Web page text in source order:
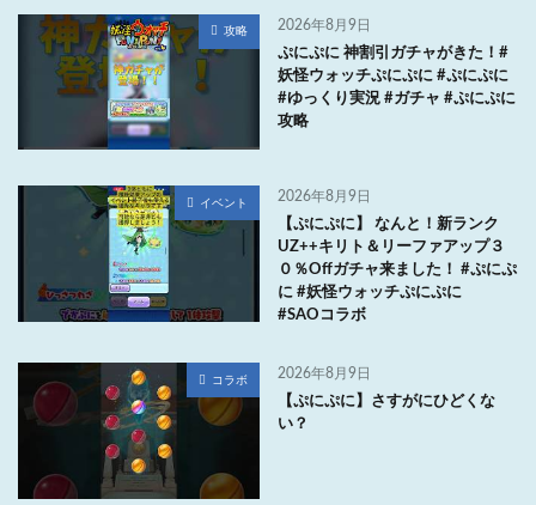
攻略 2026年8月9日
ぷにぷに 神割引ガチャがきた！#
妖怪ウォッチぷにぷに #ぷにぷに
#ゆっくり実況 #ガチャ #ぷにぷに
攻略
イベント 2026年8月9日
【ぷにぷに】 なんと！新ランク
UZ++キリト＆リーファアップ３
０％Offガチャ来ました！ #ぷにぷ
に #妖怪ウォッチぷにぷに
#SAOコラボ
コラボ 2026年8月9日
【ぷにぷに】さすがにひどくな
い？